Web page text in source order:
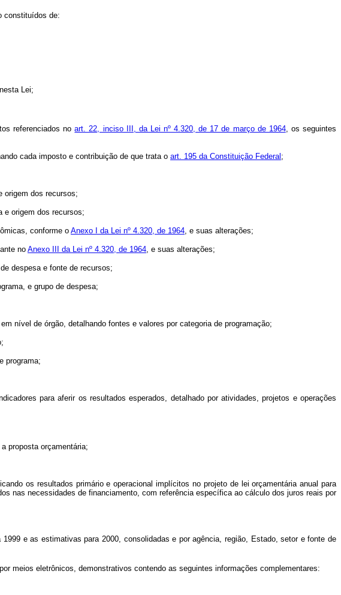
constituídos de:
Lei;
referenciados noart. 22, inciso III, da Lei nº 4.320, de 17 de março de 1964, os seguintes
cada imposto e contribuição de que trata o art. 195 da Constituição Federal ;
origem dos recursos;
e origem dos recursos;
conforme o Anexo I da Lei nº 4.320, de 1964, e suas alterações;
no Anexo III da Lei nº 4.320, de 1964, e suas alterações;
despesa e fonte de recursos;
e grupo de despesa;
em nível de órgão, detalhando fontes e valores por categoria de programação;
programa;
para aferir os resultados esperados, detalhado por atividades, projetos e operações
proposta orçamentária;
os resultados primário e operacional implícitos no projeto de lei orçamentária anual para
nas necessidades de financiamento, com referência específica ao cálculo dos juros reais por
e as estimativas para 2000, consolidadas e por agência, região, Estado, setor e fonte de
meios eletrônicos, demonstrativos contendo as seguintes informações complementares: